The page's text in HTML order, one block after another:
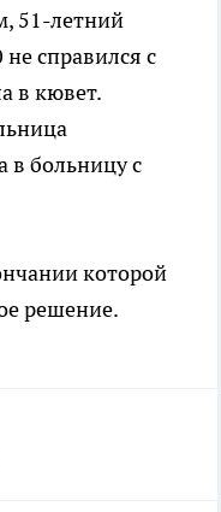
51-летний
справился с
в кювет.
в больницу с
которой
решение.